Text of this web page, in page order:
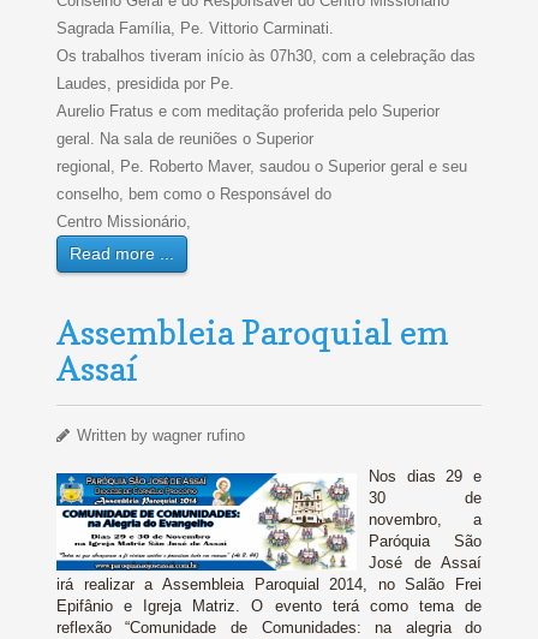
Sagrada Família, Pe. Vittorio Carminati.
Os trabalhos tiveram início às 07h30, com a celebração das
Laudes, presidida por Pe.
Aurelio Fratus e com meditação proferida pelo Superior
geral. Na sala de reuniões o Superior
regional, Pe. Roberto Maver, saudou o Superior geral e seu
conselho, bem como o Responsável do
Centro Missionário,
Read more ...
Assembleia Paroquial em
Assaí
Written by wagner rufino
Nos dias 29 e
30 de
novembro, a
Paróquia São
José de Assaí
irá realizar a Assembleia Paroquial 2014, no Salão Frei
Epifânio e Igreja Matriz. O evento terá como tema de
reflexão “Comunidade de Comunidades: na alegria do